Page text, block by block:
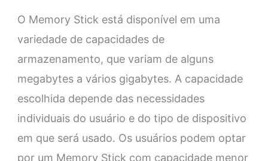
O Memory Stick está disponível em uma
variedade de capacidades de
armazenamento, que variam de alguns
megabytes a vários gigabytes. A capacidade
escolhida depende das necessidades
individuais do usuário e do tipo de dispositivo
em que será usado. Os usuários podem optar
por um Memory Stick com capacidade menor